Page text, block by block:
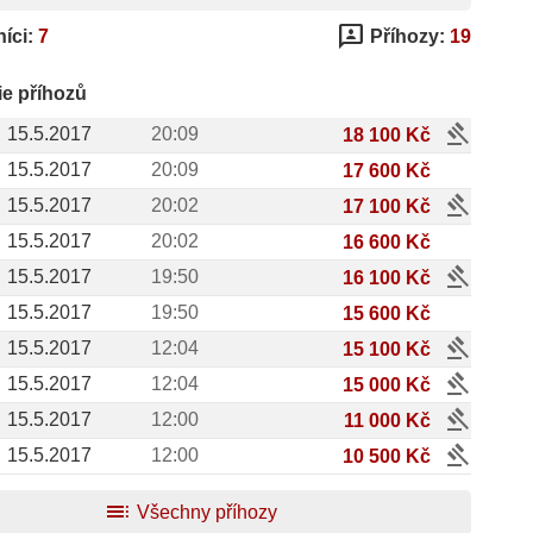
7 3p Příhozy: 19
příhozů
15.5.2017
20:09 18 100 Kč gavel
15.5.2017 20:09
17 600 Kč
15.5.2017
20:02 17 100 Kč gavel
15.5.2017 20:02
16 600 Kč
15.5.2017
19:50 16 100 Kč gavel
15.5.2017 19:50
15 600 Kč
15.5.2017
12:04 15 100 Kč gavel
15.5.2017 12:04 15 000 Kč gavel
15.5.2017 12:00 11 000 Kč gavel
15.5.2017 12:00 10 500 Kč
gavel
toc Všechny příhozy